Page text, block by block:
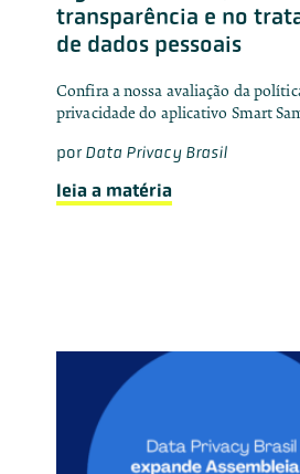
transparência e no
de dados pessoais
Confira a nossa avaliação da
privacidade do aplicativo Smart
porData Privacy Brasil
leia a matéria